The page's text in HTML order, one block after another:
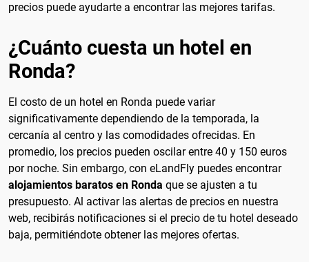
precios puede ayudarte a encontrar las mejores tarifas.
¿Cuánto cuesta un hotel en
Ronda?
El costo de un hotel en Ronda puede variar
significativamente dependiendo de la temporada, la
cercanía al centro y las comodidades ofrecidas. En
promedio, los precios pueden oscilar entre 40 y 150 euros
por noche. Sin embargo, con eLandFly puedes encontrar
alojamientos baratos en Ronda que se ajusten a tu
presupuesto. Al activar las alertas de precios en nuestra
web, recibirás notificaciones si el precio de tu hotel deseado
baja, permitiéndote obtener las mejores ofertas.